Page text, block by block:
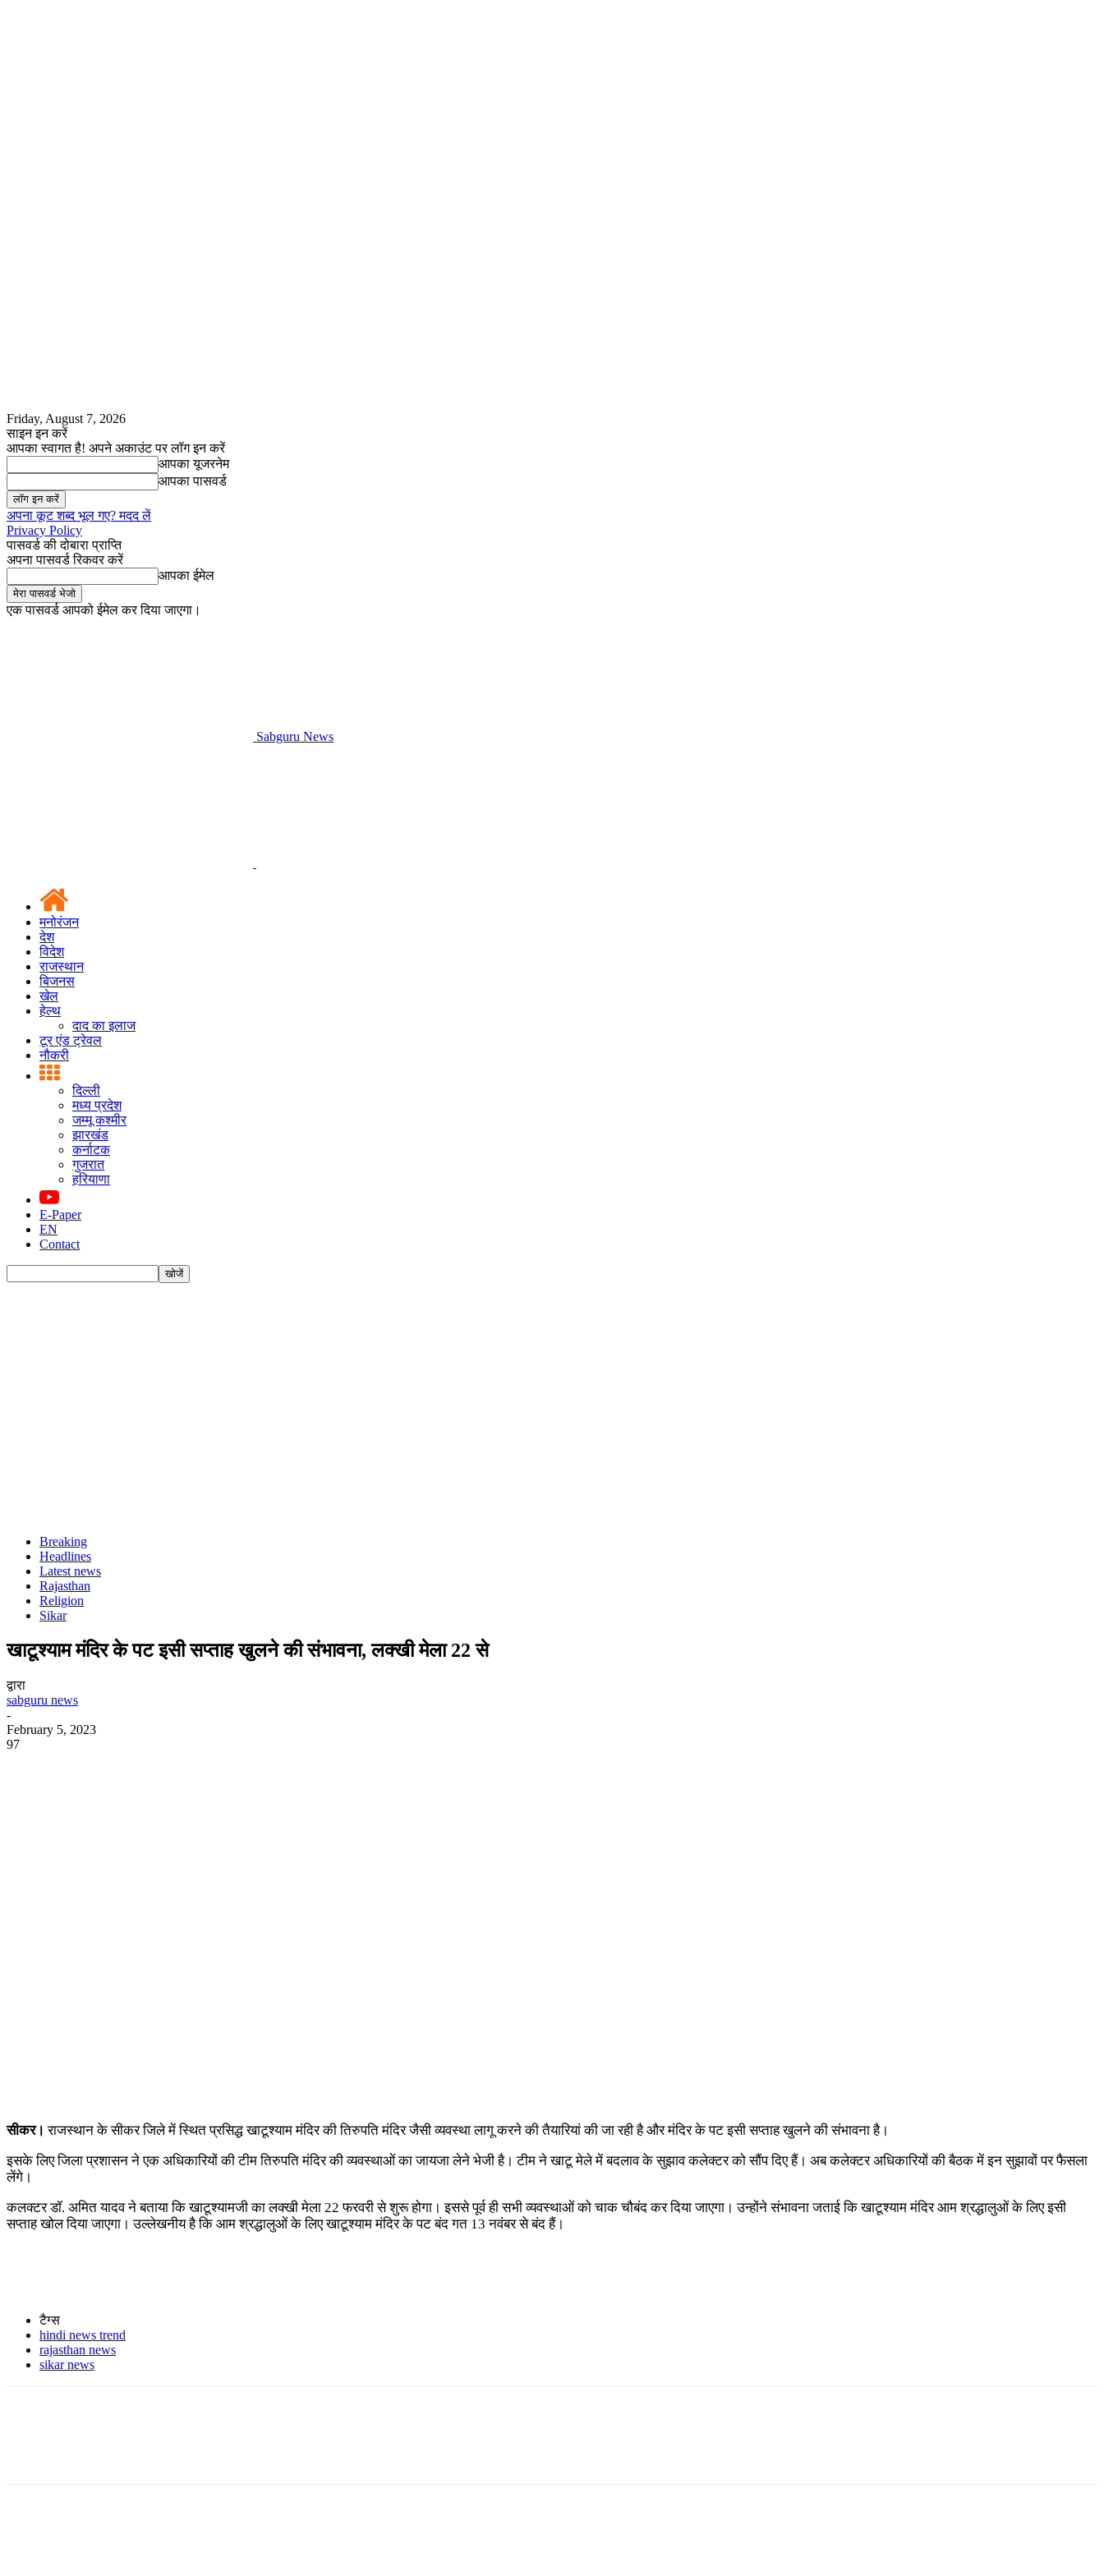
Friday, August 7, 2026
साइन इन करें
आपका स्वागत है! अपने अकाउंट पर लॉग इन करें
आपका यूजरनेम
आपका पासवर्ड
अपना कूट शब्द भूल गए? मदद लें
Privacy Policy
पासवर्ड की दोबारा प्राप्ति
अपना पासवर्ड रिकवर करें
आपका ईमेल
एक पासवर्ड आपको ईमेल कर दिया जाएगा।
Sabguru News
मनोरंजन
देश
विदेश
राजस्थान
बिजनस
खेल
हेल्थ
दाद का इलाज
टूर एंड ट्रेवल
नौकरी
दिल्ली
मध्य प्रदेश
जम्मू कश्मीर
झारखंड
कर्नाटक
गुजरात
हरियाणा
E-Paper
EN
Contact
Breaking
Headlines
Latest news
Rajasthan
Religion
Sikar
खाटूश्याम मंदिर के पट इसी सप्ताह खुलने की संभावना, लक्खी मेला 22 से
द्वारा
sabguru news
-
February 5, 2023
97
सीकर। राजस्थान के सीकर जिले में स्थित प्रसिद्ध खाटूश्याम मंदिर की तिरुपति मंदिर जैसी व्यवस्था लागू करने की तैयारियां की जा रही है और मंदिर के पट इसी सप्ताह खुलने की संभावना है।
इसके लिए जिला प्रशासन ने एक अधिकारियों की टीम तिरुपति मंदिर की व्यवस्थाओं का जायजा लेने भेजी है। टीम ने खाटू मेले में बदलाव के सुझाव कलेक्टर को सौंप दिए हैं। अब कलेक्टर अधिकारियों की बैठक में इन सुझावों पर फैसला
लेंगे।
कलक्टर डॉ. अमित यादव ने बताया कि खाटूश्यामजी का लक्खी मेला 22 फरवरी से शुरू होगा। इससे पूर्व ही सभी व्यवस्थाओं को चाक चौबंद कर दिया जाएगा। उन्होंने संभावना जताई कि खाटूश्याम मंदिर आम श्रद्धालुओं के लिए इसी
सप्ताह खोल दिया जाएगा। उल्लेखनीय है कि आम श्रद्धालुओं के लिए खाटूश्याम मंदिर के पट बंद गत 13 नवंबर से बंद हैं।
टैग्स
hindi news trend
rajasthan news
sikar news